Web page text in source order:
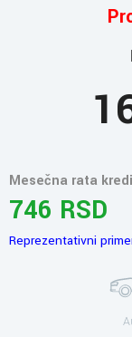
Mesečna rata
746 RSD
Reprezentativni